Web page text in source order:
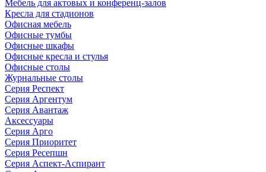
Мебель для актовых и конференц-залов
Кресла для стадионов
Офисная мебель
Офисные тумбы
Офисные шкафы
Офисные кресла и стулья
Офисные столы
Журнальные столы
Серия Респект
Серия Аргентум
Серия Авантаж
Аксессуары
Серия Арго
Серия Приоритет
Серия Ресепшн
Серия Аспект-Аспирант